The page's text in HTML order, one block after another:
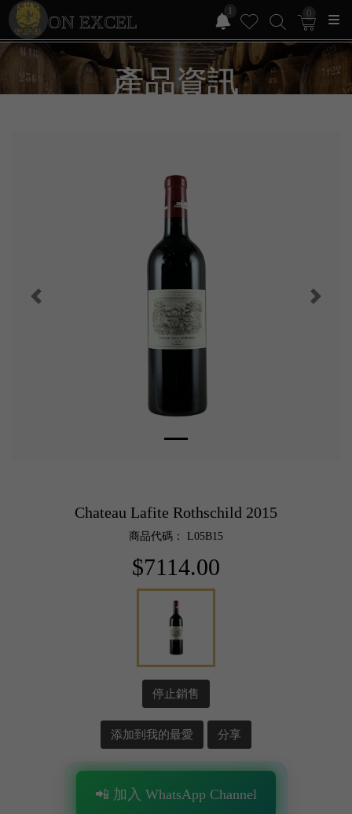
ON EXCEL
1 0
產品資訊
Chateau Lafite Rothschild 2015
商品代碼： L05B15
$7114.00
停止銷售
添加到我的最愛 分享
📲 加入 WhatsApp Channel